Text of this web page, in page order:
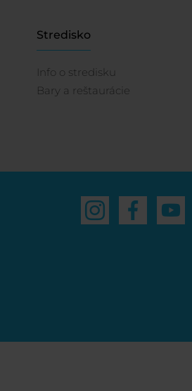
Stredisko
Info o stredisku
Bary a reštaurácie